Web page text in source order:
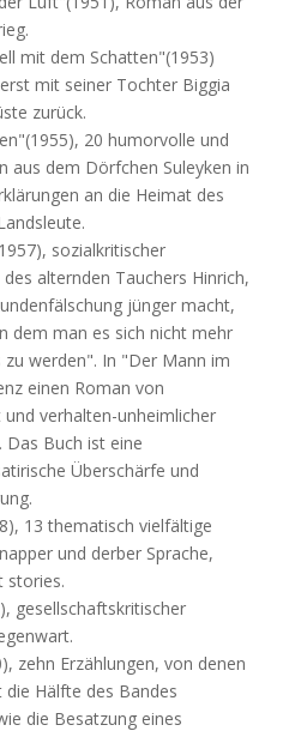
mit dem Schatten"(1953)
mit seiner Tochter Biggia
zurück.
20 humorvolle und
aus dem Dörfchen Suleyken in
an die Heimat des
sozialkritischer
alternden Tauchers Hinrich,
jünger macht,
dem man es sich nicht mehr
werden". In "Der Mann im
einen Roman von
verhalten-unheimlicher
Das Buch ist eine
Überschärfe und
13 thematisch vielfältige
und derber Sprache,
stories.
gesellschaftskritischer
zehn Erzählungen, von denen
Hälfte des Bandes
die Besatzung eines